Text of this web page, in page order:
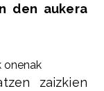
den aukera
onenak
zaizkien